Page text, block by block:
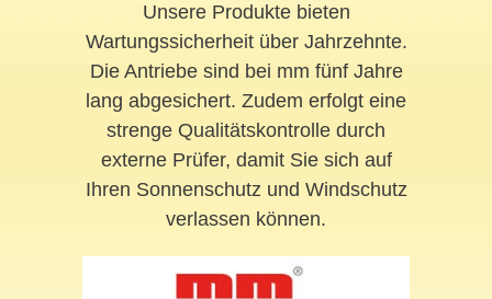
Unsere Produkte bieten
Wartungssicherheit über Jahrzehnte.
Die Antriebe sind bei mm fünf Jahre
lang abgesichert. Zudem erfolgt eine
strenge Qualitätskontrolle durch
externe Prüfer, damit Sie sich auf
Ihren Sonnenschutz und Windschutz
verlassen können.